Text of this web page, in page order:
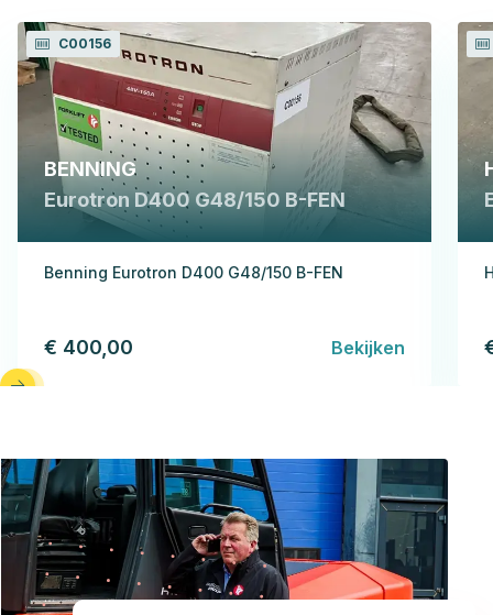
C00156
BENNING
Eurotron D400 G48/150 B-FEN
Benning Eurotron D400 G48/150 B-FEN
€ 400,00 Bekijken